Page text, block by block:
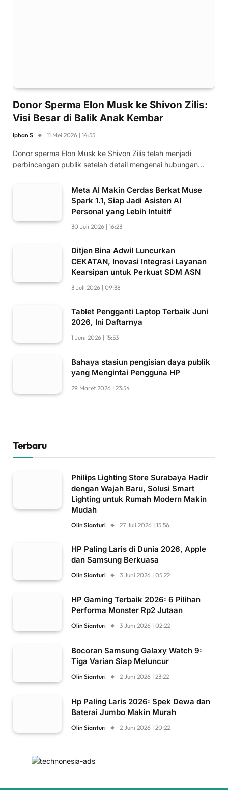
Donor Sperma Elon Musk ke Shivon Zilis:
Visi Besar di Balik Anak Kembar
Iphan S 11 Mei 2026 | 14:55
Donor sperma Elon Musk ke Shivon Zilis telah menjadi
perbincangan publik setelah detail mengenai hubungan…
Meta AI Makin Cerdas Berkat Muse
Spark 1.1, Siap Jadi Asisten AI
Personal yang Lebih Intuitif
30 Juli 2026 | 16:23
Ditjen Bina Adwil Luncurkan
CEKATAN, Inovasi Integrasi Layanan
Kearsipan untuk Perkuat SDM ASN
3 Juli 2026 | 09:38
Tablet Pengganti Laptop Terbaik Juni
2026, Ini Daftarnya
1 Juni 2026 | 15:53
Bahaya stasiun pengisian daya publik
yang Mengintai Pengguna HP
29 Maret 2026 | 23:54
Terbaru
Philips Lighting Store Surabaya Hadir
dengan Wajah Baru, Solusi Smart
Lighting untuk Rumah Modern Makin
Mudah
Olin Sianturi 27 Juli 2026 | 15:56
HP Paling Laris di Dunia 2026, Apple
dan Samsung Berkuasa
Olin Sianturi 3 Juni 2026 | 05:22
HP Gaming Terbaik 2026: 6 Pilihan
Performa Monster Rp2 Jutaan
Olin Sianturi 3 Juni 2026 | 02:22
Bocoran Samsung Galaxy Watch 9:
Tiga Varian Siap Meluncur
Olin Sianturi 2 Juni 2026 | 23:22
Hp Paling Laris 2026: Spek Dewa dan
Baterai Jumbo Makin Murah
Olin Sianturi 2 Juni 2026 | 20:22